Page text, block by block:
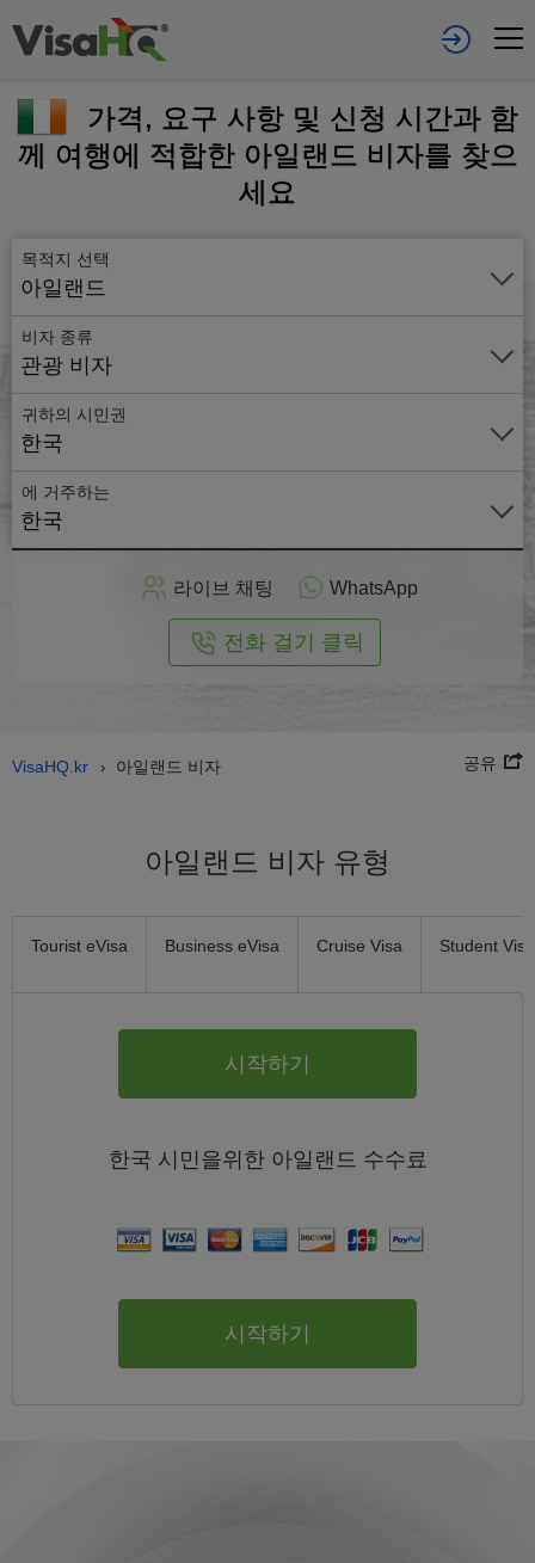
가격, 요구 사항 및 신청 시간과 함
께 여행에 적합한 아일랜드 비자를 찾으
세요
목적지 선택
아일랜드
비자 종류
관광 비자
귀하의 시민권
한국
에 거주하는
한국
온
라
인
라이브 채팅 WhatsApp
전화 걸기 클릭
VisaHQ.kr › 아일랜드 비자 공유
아일랜드 비자 유형
Tourist eVisa Business eVisa Cruise Visa Student Visa
시작하기
한국 시민을위한 아일랜드 수수료
시작하기